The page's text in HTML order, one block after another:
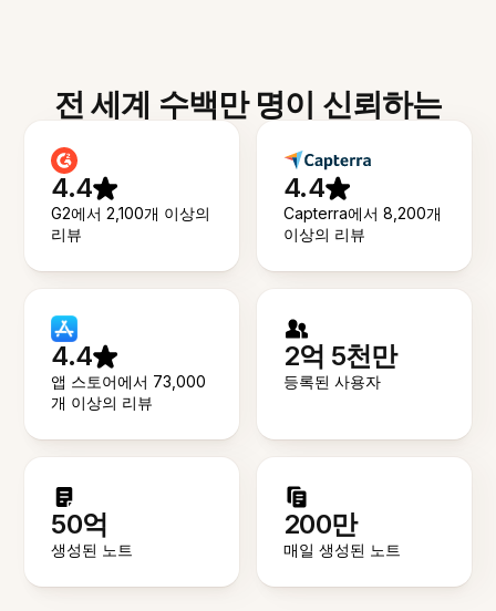
전 세계 수백만 명이 신뢰하는
4.4
G2에서 2,100개 이상의
리뷰
4.4
Capterra에서 8,200개
이상의 리뷰
4.4
앱 스토어에서 73,000
개 이상의 리뷰
2억 5천만
등록된 사용자
50억
생성된 노트
200만
매일 생성된 노트